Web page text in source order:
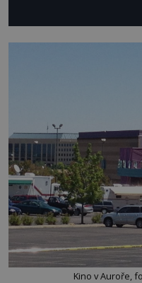
Kino v Auroře,